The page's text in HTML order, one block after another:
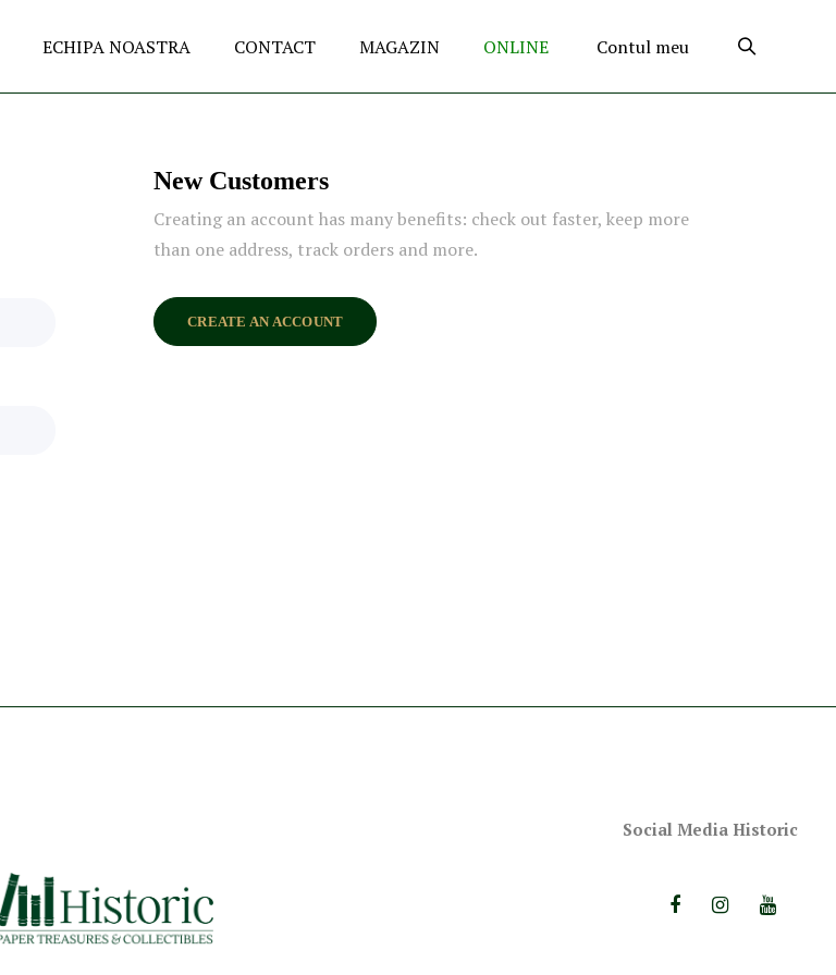
ECHIPA NOASTRA CONTACT MAGAZIN ONLINE Contul meu
New Customers
Creating an account has many benefits: check out faster, keep more
than one address, track orders and more.
CREATE AN ACCOUNT
Social Media Historic